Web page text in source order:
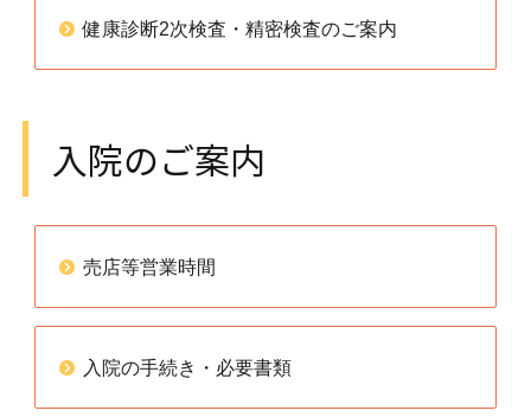
健康診断2次検査・精密検査のご案内
入院のご案内
売店等営業時間
入院の手続き・必要書類